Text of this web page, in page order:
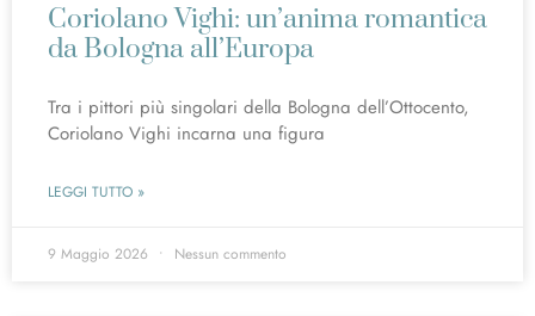
Coriolano Vighi: un’anima romantica
da Bologna all’Europa
Tra i pittori più singolari della Bologna dell’Ottocento,
Coriolano Vighi incarna una figura
LEGGI TUTTO »
9 Maggio 2026 Nessun commento